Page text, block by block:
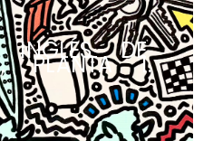
INGLÉS DE
PLANTA 1.